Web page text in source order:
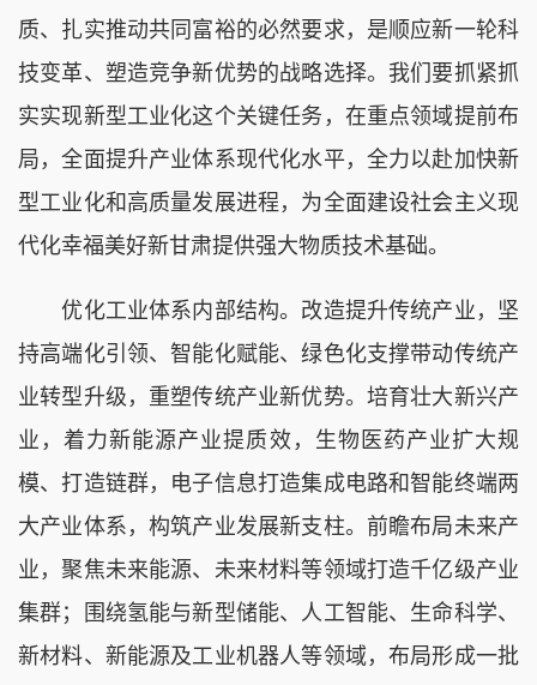
质、扎实推动共同富裕的必然要求，是顺应新一轮科
技变革、塑造竞争新优势的战略选择。我们要抓紧抓
实实现新型工业化这个关键任务，在重点领域提前布
局，全面提升产业体系现代化水平，全力以赴加快新
型工业化和高质量发展进程，为全面建设社会主义现
代化幸福美好新甘肃提供强大物质技术基础。
优化工业体系内部结构。改造提升传统产业，坚
持高端化引领、智能化赋能、绿色化支撑带动传统产
业转型升级，重塑传统产业新优势。培育壮大新兴产
业，着力新能源产业提质效，生物医药产业扩大规
模、打造链群，电子信息打造集成电路和智能终端两
大产业体系，构筑产业发展新支柱。前瞻布局未来产
业，聚焦未来能源、未来材料等领域打造千亿级产业
集群；围绕氢能与新型储能、人工智能、生命科学、
新材料、新能源及工业机器人等领域，布局形成一批